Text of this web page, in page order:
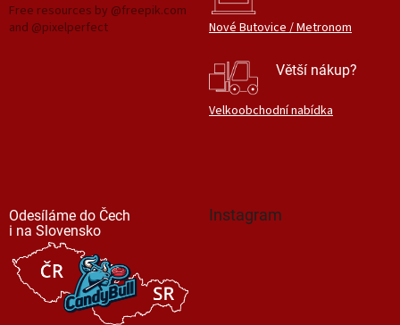
Free resources by @freepik.com
and @pixelperfect
Nové Butovice / Metronom
Větší nákup?
Velkoobchodní nabídka
Odesíláme do Čech
i na Slovensko
Instagram